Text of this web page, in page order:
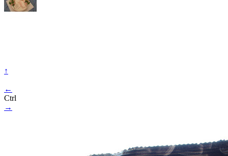
↑
←
Ctrl
→